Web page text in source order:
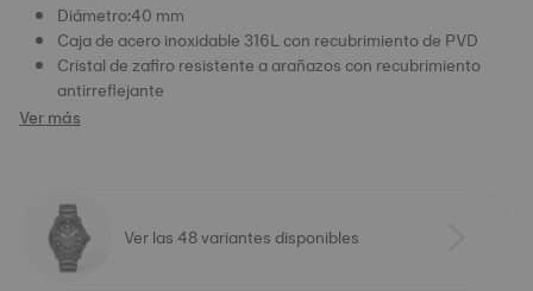
Diámetro:40 mm
Caja de acero inoxidable 316L con recubrimiento de PVD
Cristal de zafiro resistente a arañazos con recubrimiento
antirreflejante
Ver más
Ver las 48 variantes disponibles